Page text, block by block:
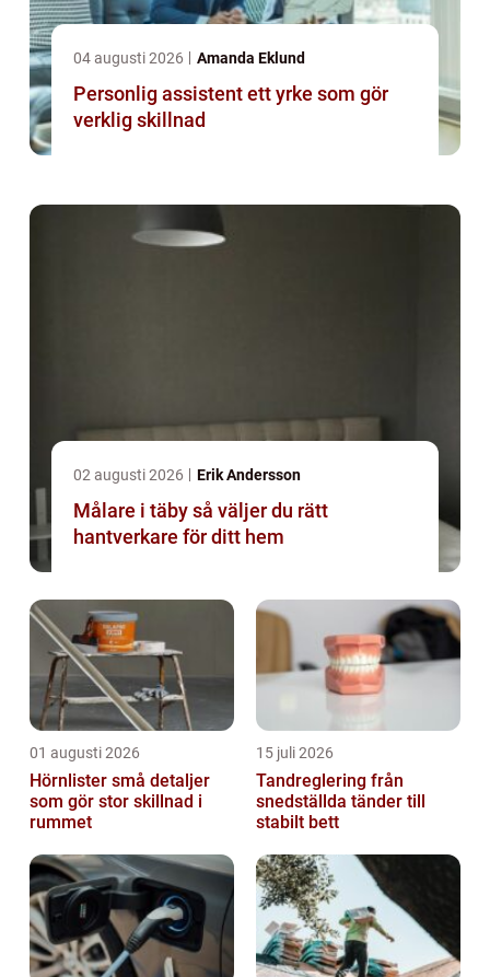
04 augusti 2026 Amanda Eklund
Personlig assistent ett yrke som gör
verklig skillnad
02 augusti 2026 Erik Andersson
Målare i täby så väljer du rätt
hantverkare för ditt hem
01 augusti 2026
Hörnlister små detaljer
som gör stor skillnad i
rummet
15 juli 2026
Tandreglering från
snedställda tänder till
stabilt bett